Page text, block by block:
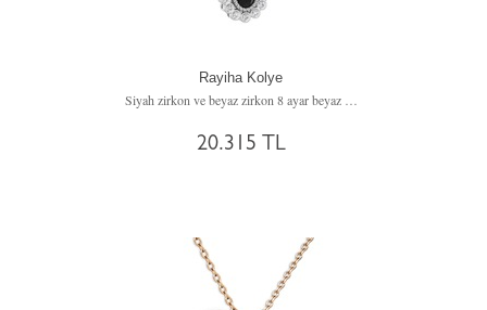
Rayiha Kolye
20.315 TL